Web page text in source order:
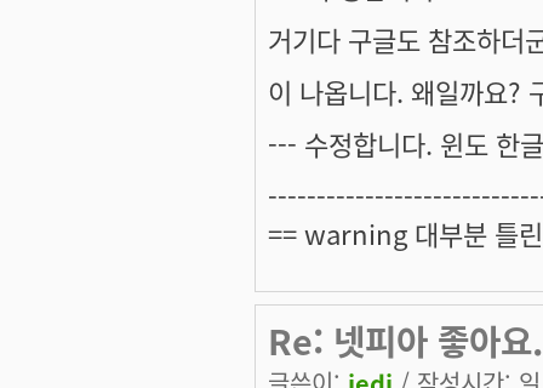
거기다 구글도 참조하
이 나옵니다. 왜일까요?
--- 수정합니다. 윈도 한
== warning 대부분 틀
Re: 넷피아 좋아요.